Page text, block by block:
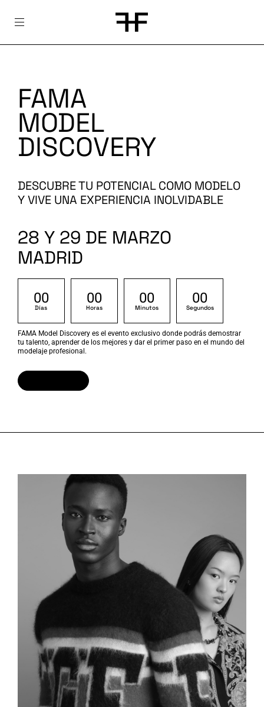
FAMA
MODEL
DISCOVERY
DESCUBRE TU POTENCIAL COMO MODELO
Y VIVE UNA EXPERIENCIA INOLVIDABLE
28 Y 29 DE MARZO
MADRID
00
Días
00
Horas
00
Minutos
00
Segundos
FAMA Model Discovery es el evento exclusivo donde podrás demostrar
tu talento, aprender de los mejores y dar el primer paso en el mundo del
modelaje profesional.